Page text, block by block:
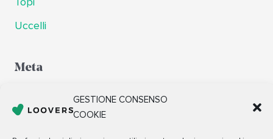
GESTIONE CONSENSO
COOKIE
Uccelli
Meta
Feed dei contenuti